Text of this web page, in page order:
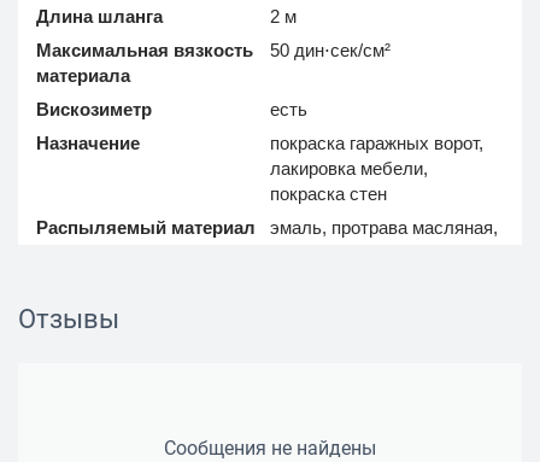
Длина шланга
2 м
Максимальная вязкость
материала
50 дин⋅сек/см²
Вискозиметр
есть
Назначение
покраска гаражных ворот,
лакировка мебели,
покраска стен
Распыляемый материал
эмаль, протрава масляная,
Отзывы
Сообщения не найдены